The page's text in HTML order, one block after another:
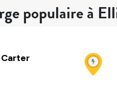
populaire à
Carter